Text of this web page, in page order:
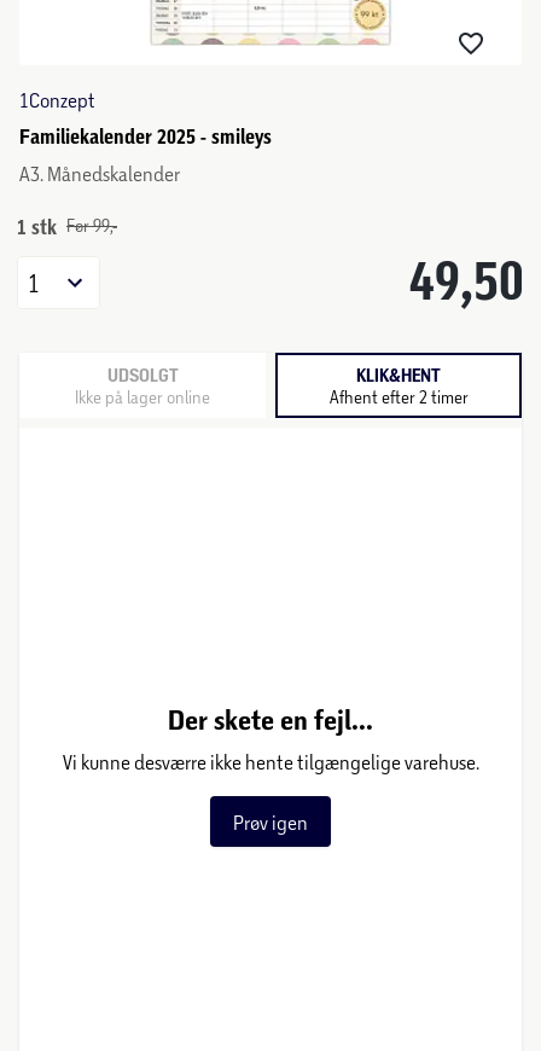
1Conzept
Familiekalender 2025 - smileys
A3. Månedskalender
1 stk Før 99,-
49,50
1
UDSOLGT
Ikke på lager online
KLIK&HENT
Afhent efter 2 timer
Der skete en fejl...
Vi kunne desværre ikke hente tilgængelige varehuse.
Prøv igen